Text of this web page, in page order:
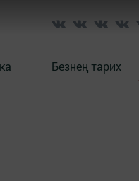
Безнең тарих